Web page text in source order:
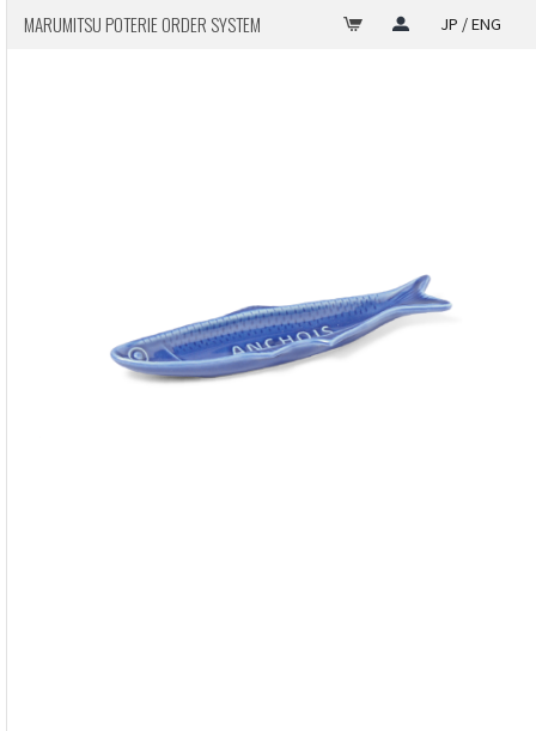
MARUMITSU POTERIE ORDER SYSTEM JP / ENG